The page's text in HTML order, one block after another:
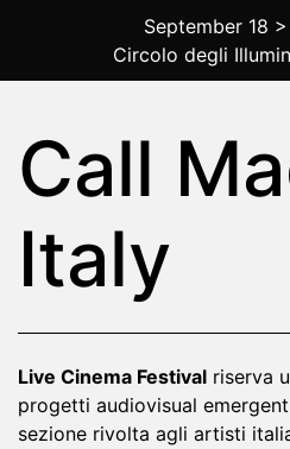
2025
September 18
Circolo degli
Call
Italy
Live Cinema Festival riserva
progetti audiovisual
sezione rivolta agli artisti